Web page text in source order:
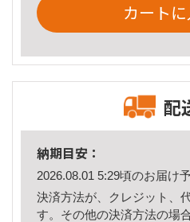
カート
配
納期目安：
2026.08.01 5:29頃のお届け
決済方法が、クレジット、
す。その他の決済方法の場